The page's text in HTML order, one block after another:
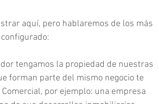
aquí, pero hablaremos de los más
tengamos la propiedad de nuestras
forman parte del mismo negocio te
por ejemplo: una empresa